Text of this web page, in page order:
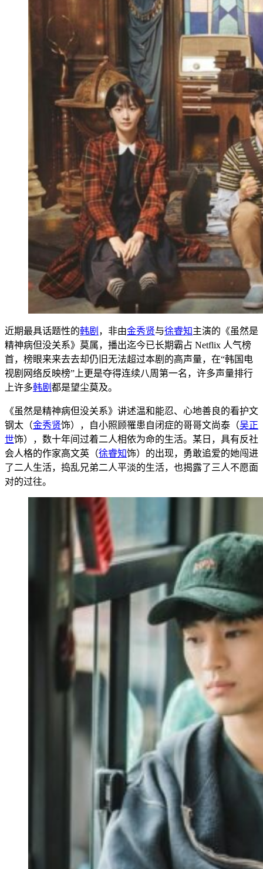
近期最具话题性的韩剧 ，非由金秀贤与徐睿知主演的《虽然是
精神病但没关系》莫属，播出迄今已长期霸占 Netflix 人气榜
首，榜眼来来去去却仍旧无法超过本剧的高声量，在“韩国电
视剧网络反映榜”上更是夺得连续八周第一名，许多声量排行
上许多韩剧 都是望尘莫及。
《虽然是精神病但没关系》讲述温和能忍、心地善良的看护文
钢太（金秀贤饰），自小照顾罹患自闭症的哥哥文尚泰（吴正
世饰），数十年间过着二人相依为命的生活。某日，具有反社
会人格的作家高文英（徐睿知饰）的出现，勇敢追爱的她闯进
了二人生活，捣乱兄弟二人平淡的生活，也揭露了三人不愿面
对的过往。